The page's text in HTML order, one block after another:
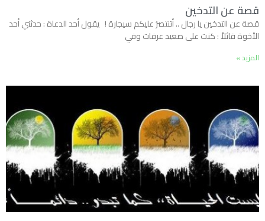
قصة عن التدخين
قصة عن التدخين يا رجال .. أتنتصرُ عليكم سيجارة ! يقول أحد الدعاة : حدثني أحد
الأخوة قائلاً : كنت على صعيد عرفات وفي
المزيد »